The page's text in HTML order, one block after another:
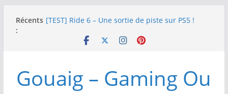
Récents
:
SWITCH 2 : Nouveaux accessoires Turtle Beach X
[TEST] Ride 6 – Une sortie de piste sur PS5 !
retour !
[TEST] Screamer – Le retour des courses arcade
Gouaig – Gaming Ou